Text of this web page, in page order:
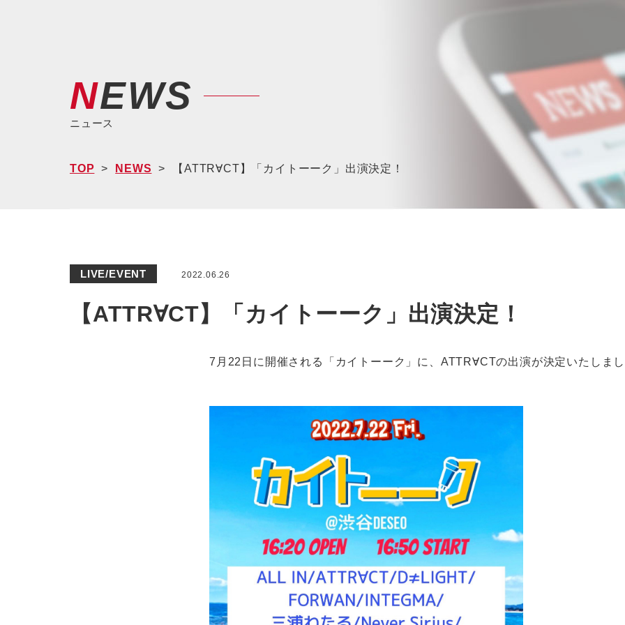
NEWS
ニュース
TOP NEWS 【ATTR∀CT】「カイトーーク」出演決定！
LIVE/EVENT 2022.06.26
【ATTR∀CT】「カイトーーク」出演決定！
7月22日に開催される「カイトーーク」に、ATTR∀CTの出演が決定いたしま